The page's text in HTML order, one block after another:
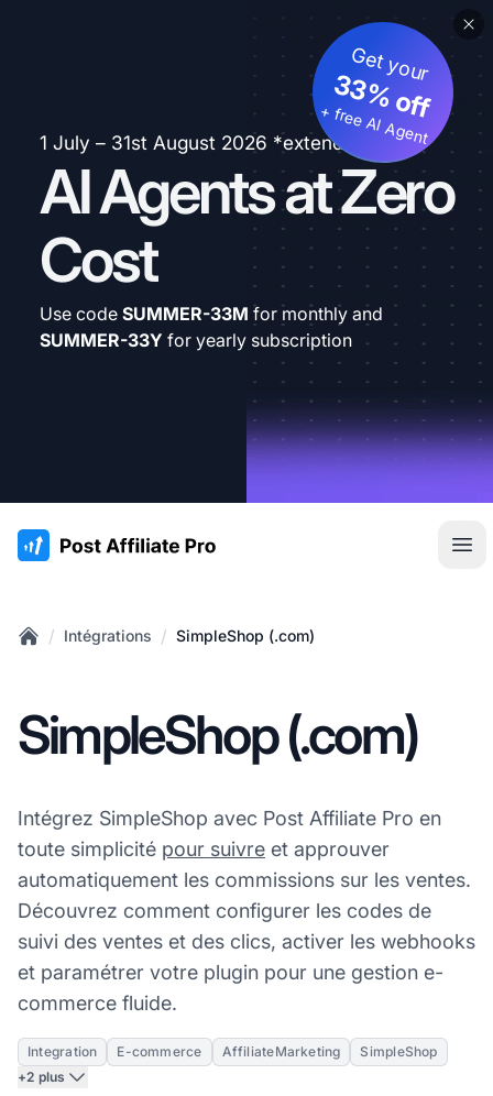
1 July – 31st August 2026 *extended
AI Agents at Zero
Cost
Get your
33% off
+ free AI Agent
Use code SUMMER-33M for monthly and
SUMMER-33Y for yearly subscription
:site.title
/ Intégrations / SimpleShop (.com)
SimpleShop (.com)
Intégrez SimpleShop avec Post Affiliate Pro en
toute simplicité pour suivre et approuver
automatiquement les commissions sur les ventes.
Découvrez comment configurer les codes de
suivi des ventes et des clics, activer les webhooks
et paramétrer votre plugin pour une gestion e-
commerce fluide.
Integration E-commerce AffiliateMarketing
SimpleShop
+2 plus